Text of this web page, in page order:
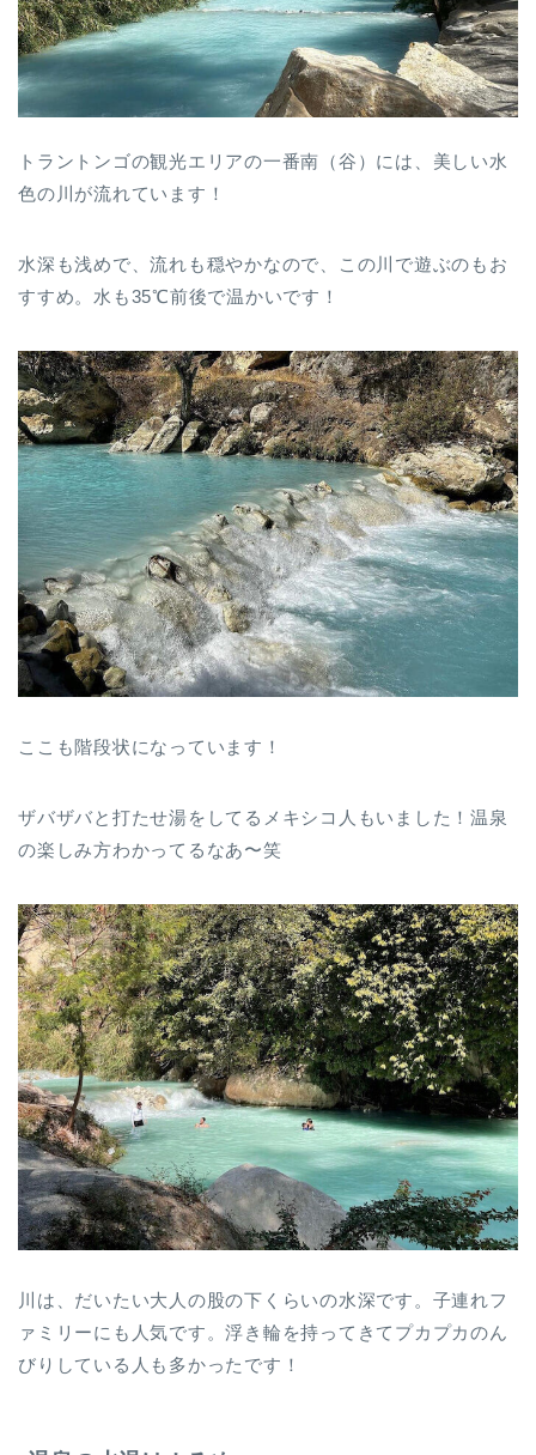
トラントンゴの観光エリアの一番南（谷）には、美しい水
色の川が流れています！
水深も浅めで、流れも穏やかなので、この川で遊ぶのもお
すすめ。水も35℃前後で温かいです！
ここも階段状になっています！
ザバザバと打たせ湯をしてるメキシコ人もいました！温泉
の楽しみ方わかってるなあ〜笑
川は、だいたい大人の股の下くらいの水深です。子連れフ
ァミリーにも人気です。浮き輪を持ってきてプカプカのん
びりしている人も多かったです！